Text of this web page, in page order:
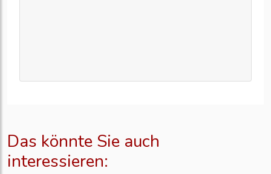
Das könnte Sie auch
interessieren: